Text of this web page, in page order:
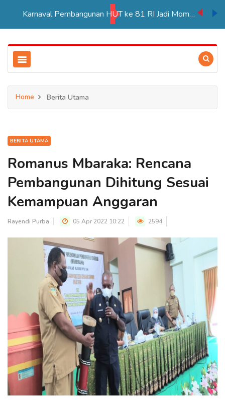
Karnaval Pembangunan HUT ke 81 RI Jadi Momentum Perkuat Persatuan di Merauke
Home Berita Utama
BERITA UTAMA
Romanus Mbaraka: Rencana
Pembangunan Dihitung Sesuai
Kemampuan Anggaran
Rayendi Purba 05 Apr 2022 10:22 2594